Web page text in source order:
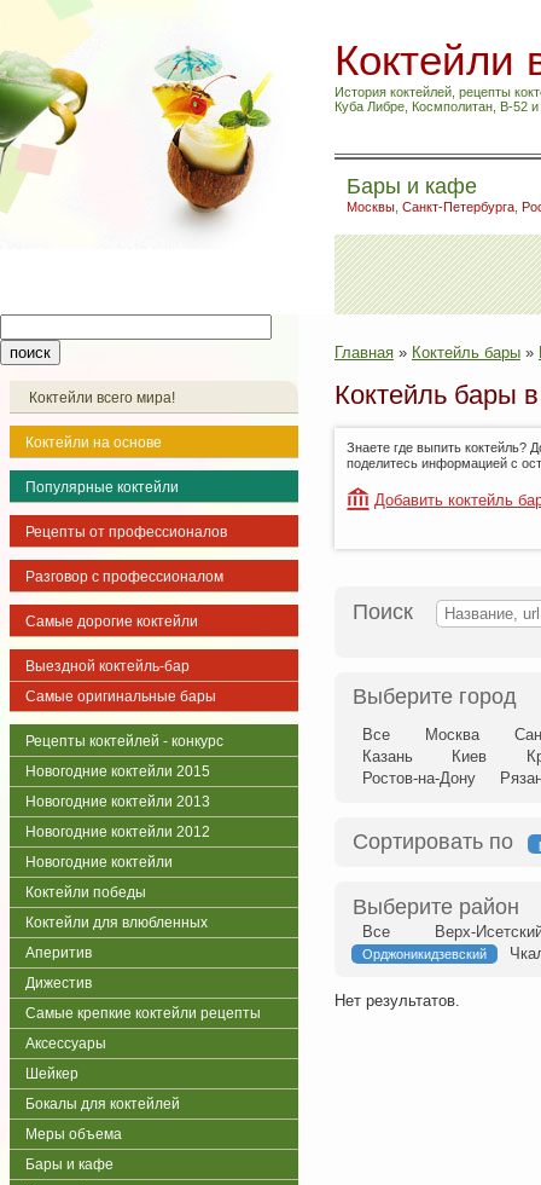
Коктейли
История коктейлей, рецепты
Куба Либре, Космполитан, B-52
Бары и кафе
Москвы Санкт-Петербурга
Коктейли всего мира!
Коктейли на основе
Популярные коктейли
Рецепты от профессионалов
Разговор с профессионалом
Самые дорогие коктейли
Выездной коктейль-бар
Самые оригинальные бары
Рецепты коктейлей - конкурс
Новогодние коктейли 2015
Новогодние коктейли 2013
Новогодние коктейли 2012
Новогодние коктейли
Коктейли победы
Коктейли для влюбленных
Аперитив
Дижестив
Самые крепкие коктейли рецепты
Аксессуары
Шейкер
Бокалы для коктейлей
Меры объема
Бары и кафе
Главная » Коктейль бары »
Коктейль бары
Знаете где выпить коктейль?
поделитесь информацией с
Добавить коктейль
Поиск
Выберите город
Все Москва
Казань
Киев
Ростов-на-Дону
Сортировать по
Выберите район
Все Верх-
Орджоникидзевский
Нет результатов.